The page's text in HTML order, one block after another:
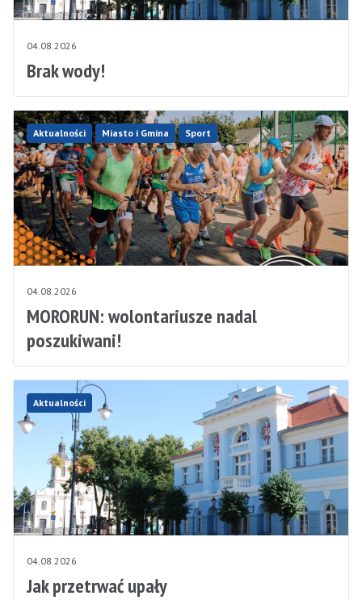
04.08.2026
Brak wody!
Aktualności Miasto i Gmina Sport
04.08.2026
MORORUN: wolontariusze nadal
poszukiwani!
Aktualności
04.08.2026
Jak przetrwać upały